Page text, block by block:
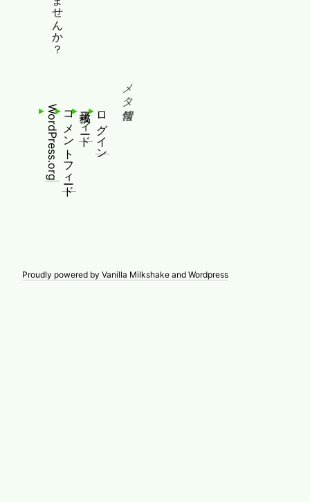
メタ情報
ログイン
投稿フィード
コメントフィード
WordPress.org
Proudly powered by Vanilla Milkshake and Wordpress